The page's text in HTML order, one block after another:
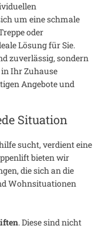
um eine schmale
oder
Lösung für Sie.
zuverlässig, sondern
Ihr Zuhause
Angebote und
Situation
sucht, verdient eine
bieten wir
die sich an die
Wohnsituationen
. Diese sind nicht